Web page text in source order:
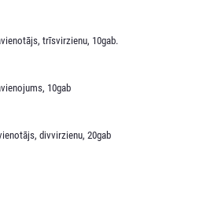
trīsvirzienu, 10gab.
10gab
divvirzienu, 20gab